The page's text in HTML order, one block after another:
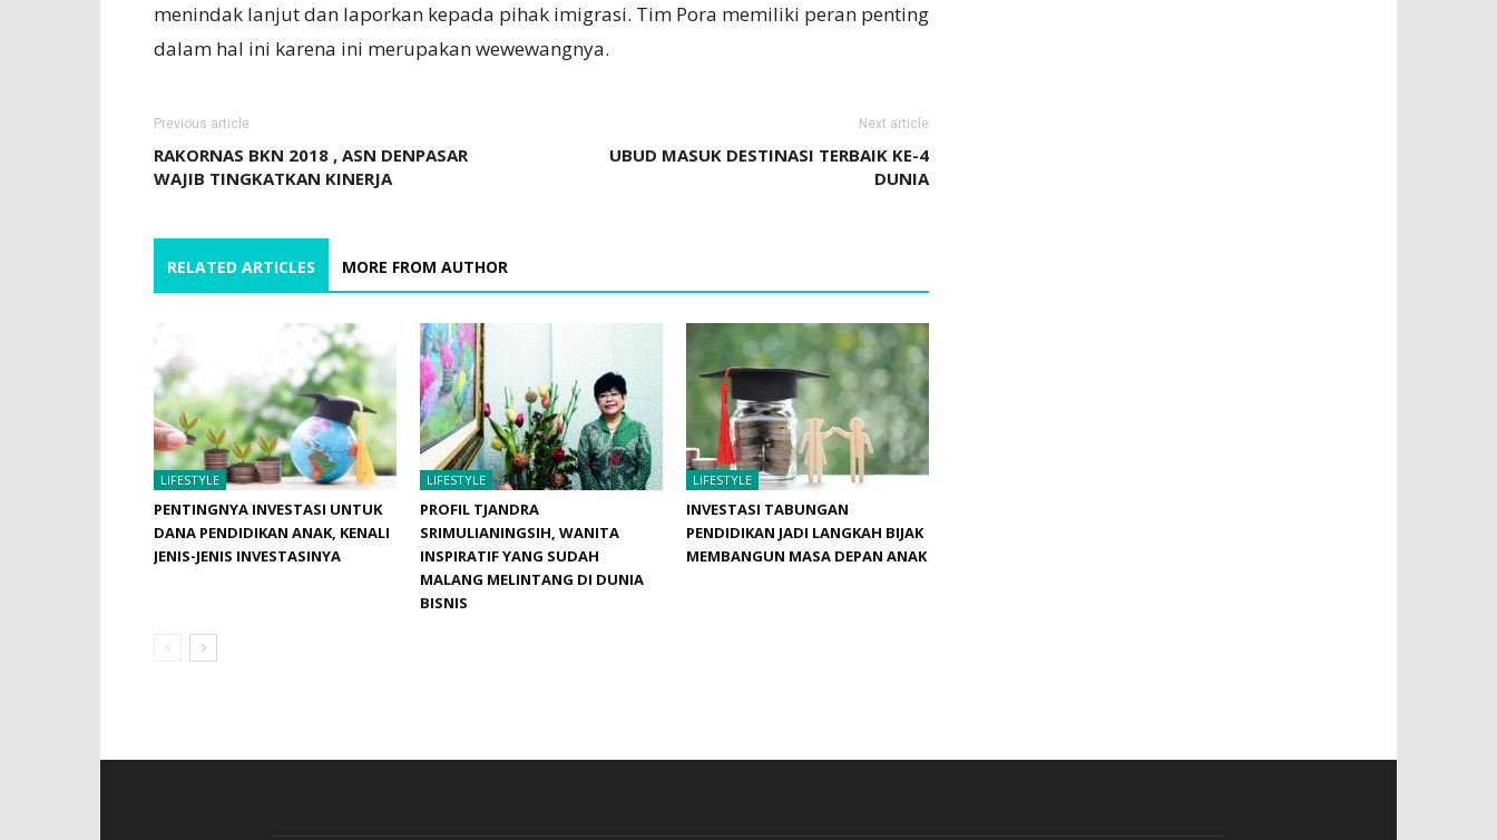
menindak lanjut dan laporkan kepada pihak imigrasi. Tim Pora memiliki peran penting
dalam hal ini karena ini merupakan wewewangnya.
Previous article
RAKORNAS BKN 2018 , ASN DENPASAR
WAJIB TINGKATKAN KINERJA
Next article
UBUD MASUK DESTINASI TERBAIK KE-4
DUNIA
RELATED ARTICLES MORE FROM AUTHOR
LIFESTYLE
PENTINGNYA INVESTASI UNTUK
DANA PENDIDIKAN ANAK, KENALI
JENIS-JENIS INVESTASINYA
LIFESTYLE
PROFIL TJANDRA
SRIMULIANINGSIH, WANITA
INSPIRATIF YANG SUDAH
MALANG MELINTANG DI DUNIA
BISNIS
LIFESTYLE
INVESTASI TABUNGAN
PENDIDIKAN JADI LANGKAH BIJAK
MEMBANGUN MASA DEPAN ANAK